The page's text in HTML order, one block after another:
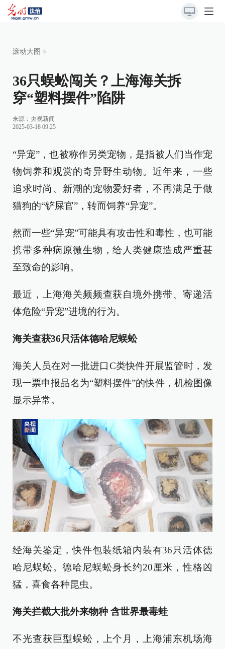
滚动大图 >
36只蜈蚣闯关？上海海关拆
穿“塑料摆件”陷阱
来源： 央视新闻
2025-03-18 09:25
“异宠”，也被称作另类宠物，是指被人们当作宠
物饲养和观赏的奇异野生动物。近年来，一些
追求时尚、新潮的宠物爱好者，不再满足于做
猫狗的“铲屎官”，转而饲养“异宠”。
然而一些“异宠”可能具有攻击性和毒性，也可能
携带多种病原微生物，给人类健康造成严重甚
至致命的影响。
最近，上海海关频频查获自境外携带、寄递活
体危险“异宠”进境的行为。
海关查获36只活体德哈尼蜈蚣
海关人员在对一批进口C类快件开展监管时，发
现一票申报品名为“塑料摆件”的快件，机检图像
显示异常。
经海关鉴定，快件包装纸箱内装有36只活体德
哈尼蜈蚣。德哈尼蜈蚣身长约20厘米，性格凶
猛，喜食各种昆虫。
海关拦截大批外来物种 含世界最毒蛙
不光查获巨型蜈蚣，上个月，上海浦东机场海